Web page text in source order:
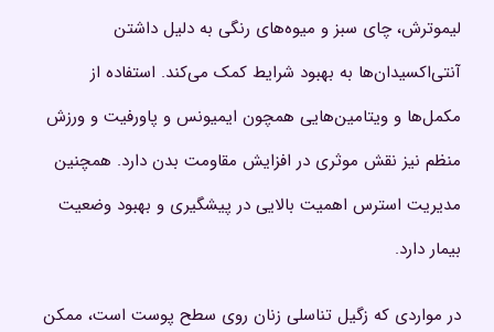
لیموترش، چای سبز و میوه‌های رنگی به دلیل داشتن
آنتی‌اکسیدان‌ها به بهبود شرایط کمک می‌کند. استفاده از
مکمل‌ها و ویتامین‌هایی همچون ایمیونس و پاورفیت و ورزش
منظم نیز نقش موثری در افزایش مقاومت بدن دارد. همچنین
مدیریت استرس اهمیت بالایی در پیشگیری و بهبود وضعیت
بیمار دارد.
در مواردی که زگیل تناسلی زنان روی سطح پوست است، ممکن